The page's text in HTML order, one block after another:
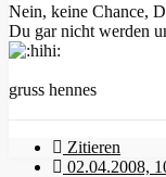
Nein, keine Chance,
Du gar nicht werden
gruss hennes
Zitieren
02.04.2008,